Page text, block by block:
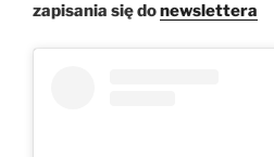
zapisania się donewslettera